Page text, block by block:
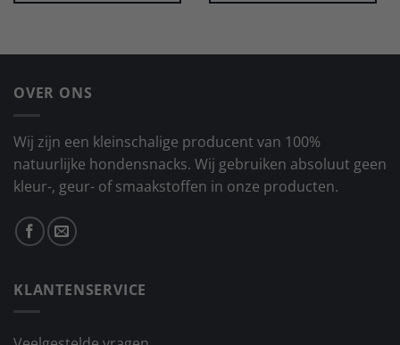
OVER ONS
Wij zijn een kleinschalige producent van 100%
natuurlijke hondensnacks. Wij gebruiken absoluut geen
kleur-, geur- of smaakstoffen in onze producten.
KLANTENSERVICE